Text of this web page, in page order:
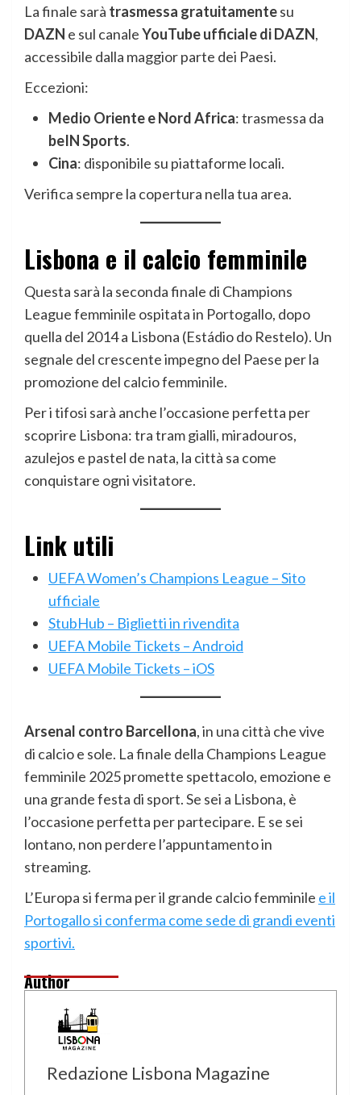
La finale sarà trasmessa gratuitamentesu
DAZN e sul canaleYouTube ufficiale di DAZN,
accessibile dalla maggior parte dei Paesi.
Eccezioni:
Medio Oriente e Nord Africa: trasmessa da
beIN Sports.
Cina: disponibile su piattaforme locali.
Verifica sempre la copertura nella tua area.
Lisbona e il calcio femminile
Questa sarà la seconda finale di Champions
League femminile ospitata in Portogallo, dopo
quella del 2014 a Lisbona (Estádio do Restelo). Un
segnale del crescente impegno del Paese per la
promozione del calcio femminile.
Per i tifosi sarà anche l’occasione perfetta per
scoprire Lisbona: tra tram gialli, miradouros,
azulejos e pastel de nata, la città sa come
conquistare ogni visitatore.
Link utili
UEFA Women’s Champions League – Sito
ufficiale
StubHub – Biglietti in rivendita
UEFA Mobile Tickets – Android
UEFA Mobile Tickets – iOS
Arsenal contro Barcellona, in una città che vive
di calcio e sole. La finale della Champions League
femminile 2025 promette spettacolo, emozione e
una grande festa di sport. Se sei a Lisbona, è
l’occasione perfetta per partecipare. E se sei
lontano, non perdere l’appuntamento in
streaming.
L’Europa si ferma per il grande calcio femminile e il
Portogallo si conferma come sede di grandi eventi
sportivi.
Author
Redazione Lisbona Magazine